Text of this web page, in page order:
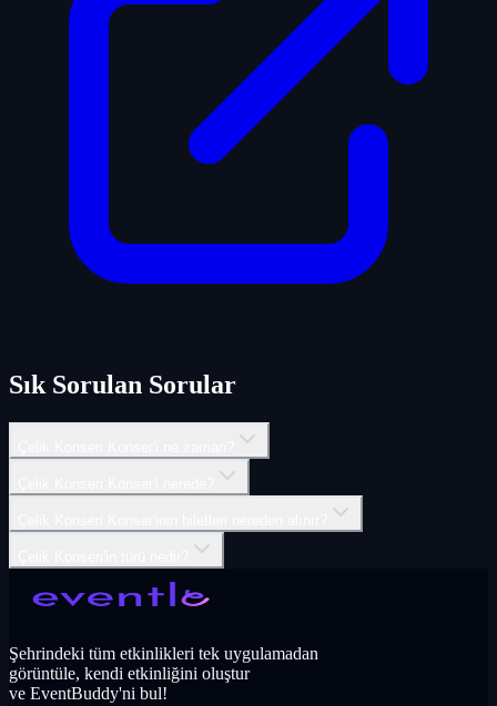
Sık Sorulan Sorular
Şehrindeki tüm etkinlikleri tek uygulamadan
görüntüle, kendi etkinliğini oluştur
ve EventBuddy'ni bul!